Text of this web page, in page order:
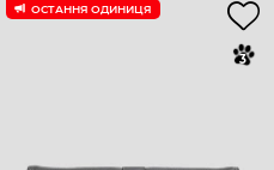
ОСТАННЯ ОДИНИЦЯ